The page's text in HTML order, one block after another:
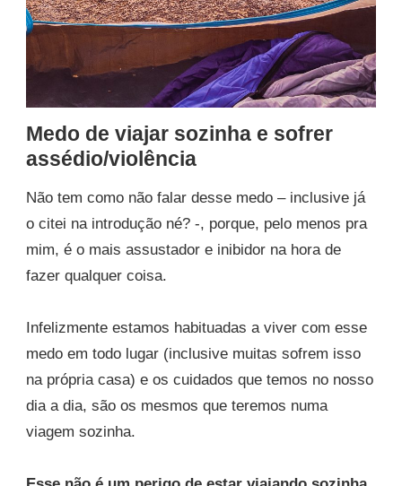
Medo de viajar sozinha e sofrer
assédio/violência
Não tem como não falar desse medo – inclusive já
o citei na introdução né? -, porque, pelo menos pra
mim, é o mais assustador e inibidor na hora de
fazer qualquer coisa.
Infelizmente estamos habituadas a viver com esse
medo em todo lugar (inclusive muitas sofrem isso
na própria casa) e os cuidados que temos no nosso
dia a dia, são os mesmos que teremos numa
viagem sozinha.